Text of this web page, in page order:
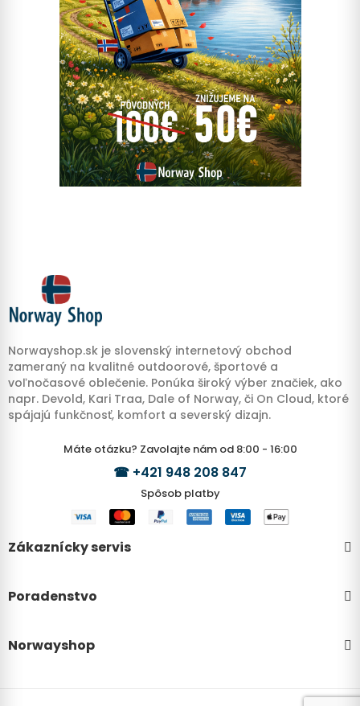
Norwayshop.sk je slovenský internetový obchod
zameraný na kvalitné outdoorové, športové a
voľnočasové oblečenie. Ponúka široký výber značiek, ako
napr. Devold, Kari Traa, Dale of Norway, či On Cloud, ktoré
spájajú funkčnosť, komfort a severský dizajn.
Máte otázku? Zavolajte nám od 8:00 - 16:00
☎ +421 948 208 847
Spôsob platby
Zákaznícky servis
Poradenstvo
Norwayshop